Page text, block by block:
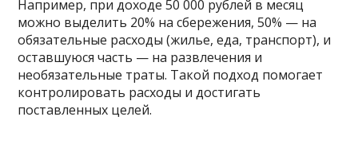
Например, при доходе 50 000 рублей в месяц
можно выделить 20% на сбережения, 50% — на
обязательные расходы (жилье, еда, транспорт), и
оставшуюся часть — на развлечения и
необязательные траты. Такой подход помогает
контролировать расходы и достигать
поставленных целей.